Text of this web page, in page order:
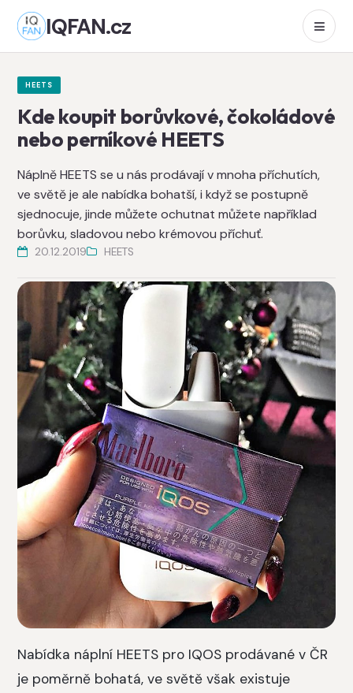
IQFAN.cz
HEETS
Kde koupit borůvkové, čokoládové
nebo perníkové HEETS
Náplně HEETS se u nás prodávají v mnoha příchutích,
ve světě je ale nabídka bohatší, i když se postupně
sjednocuje, jinde můžete ochutnat můžete například
borůvku, sladovou nebo krémovou příchuť.
20.12.2019 HEETS
Nabídka náplní HEETS pro IQOS prodávané v ČR
je poměrně bohatá, ve světě však existuje